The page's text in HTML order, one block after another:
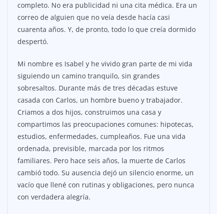
completo. No era publicidad ni una cita médica. Era un
correo de alguien que no veía desde hacía casi
cuarenta años. Y, de pronto, todo lo que creía dormido
despertó.
Mi nombre es Isabel y he vivido gran parte de mi vida
siguiendo un camino tranquilo, sin grandes
sobresaltos. Durante más de tres décadas estuve
casada con Carlos, un hombre bueno y trabajador.
Criamos a dos hijos, construimos una casa y
compartimos las preocupaciones comunes: hipotecas,
estudios, enfermedades, cumpleaños. Fue una vida
ordenada, previsible, marcada por los ritmos
familiares. Pero hace seis años, la muerte de Carlos
cambió todo. Su ausencia dejó un silencio enorme, un
vacío que llené con rutinas y obligaciones, pero nunca
con verdadera alegría.